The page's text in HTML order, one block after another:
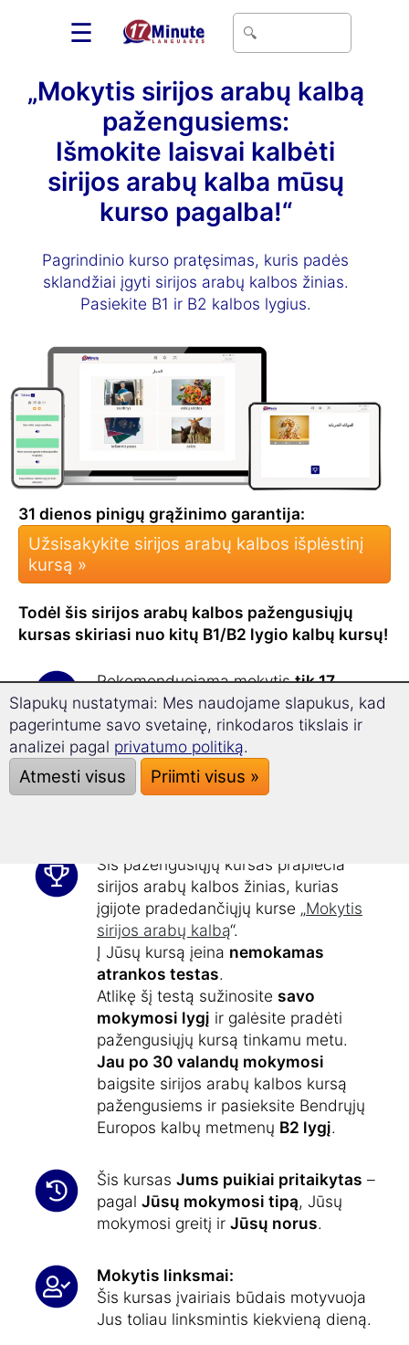
☰
„Mokytis sirijos arabų kalbą
pažengusiems:
Išmokite laisvai kalbėti
sirijos arabų kalba mūsų
kurso pagalba!“
Pagrindinio kurso pratęsimas, kuris padės
sklandžiai įgyti sirijos arabų kalbos žinias.
Pasiekite B1 ir B2 kalbos lygius.
31 dienos pinigų grąžinimo garantija:
Užsisakykite sirijos arabų kalbos išplėstinį
kursą »
Todėl šis sirijos arabų kalbos pažengusiųjų
kursas skiriasi nuo kitų B1/B2 lygio kalbų kursų!
Rekomenduojama mokytistik 17
minučių per dieną.
Nustebsite, kaip greitai ir efektyviai
praplėsite savo žodyną
kursu!
Išplėstiniame kurse išmokstama
Šis pažengusiųjų kursas praplečia
sirijos arabų kalbos žinias, kurias
įgijote pradedančiųjų kurse „Mokytis
sirijos arabų kalbą“.
Į Jūsų kursą įeina nemokamas
atrankos testas.
Atlikę šį testą sužinosite savo
mokymosi lygį ir galėsite pradėti
pažengusiųjų kursą tinkamu metu.
Jau po 30 valandų mokymosi
baigsite sirijos arabų kalbos kursą
pažengusiems ir pasieksite Bendrųjų
Europos kalbų metmenų B2 lygį.
Šis kursas Jums puikiai pritaikytas –
pagal Jūsų mokymosi tipą, Jūsų
mokymosi greitį ir Jūsų norus.
Mokytis linksmai:
Šis kursas įvairiais būdais motyvuoja
Jus toliau linksmintis kiekvieną dieną.
Slapukų nustatymai: Mes naudojame slapukus, kad
pagerintume savo svetainę, rinkodaros tikslais ir
analizei pagal privatumo politiką.
Atmesti visus Priimti visus »